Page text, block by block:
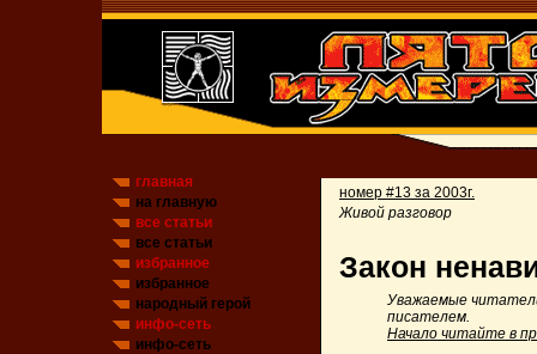
главная
на главную
все статьи
все статьи
избранное
избранное
народный герой
инфо-сеть
инфо-сеть
номер #13 за 2003г.
Живой разговор
Закон
Уважаемые
писателем.
Начало читайте в